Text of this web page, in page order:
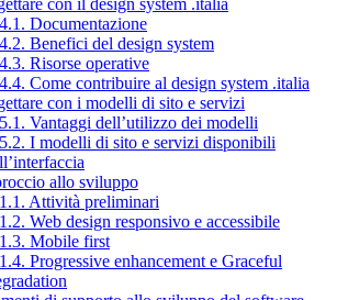
Documentazione
Benefici del design system
Risorse operative
Come contribuire al design system .italia
con i modelli di sito e servizi
Vantaggi dell’utilizzo dei modelli
I modelli di sito e servizi disponibili
allo sviluppo
Attività preliminari
Web design responsivo e accessibile
Mobile first
Progressive enhancement e Graceful